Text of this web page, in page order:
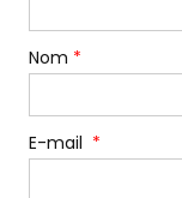
Nom *
E-mail *